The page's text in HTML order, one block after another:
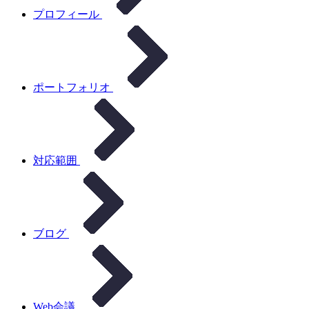
プロフィール
ポートフォリオ
対応範囲
ブログ
Web会議